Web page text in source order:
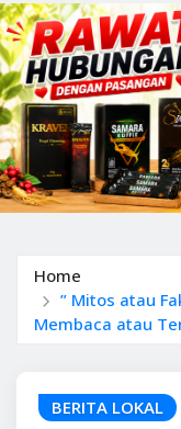
Home
” Mitos atau
Membaca atau
BERITA LOKAL